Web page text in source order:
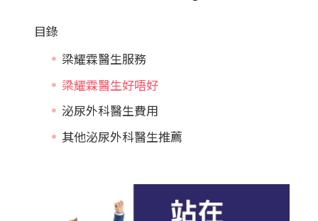
目錄
梁耀霖醫生服務
梁耀霖醫生好唔好
泌尿外科醫生費用
其他泌尿外科醫生推薦